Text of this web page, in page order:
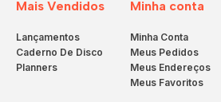
Mais Vendidos
Lançamentos
Caderno De Disco
Planners
Minha conta
Minha Conta
Meus Pedidos
Meus Endereços
Meus Favoritos